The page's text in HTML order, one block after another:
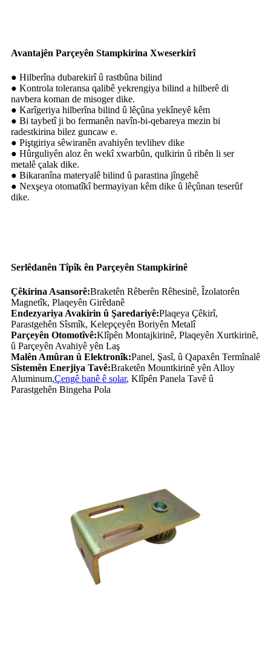
Avantajên Parçeyên Stampkirina Xweserkirî
● Hilberîna dubarekirî û rastbûna bilind
● Kontrola toleransa qalibê yekrengiya bilind a hilberê di
navbera koman de misoger dike.
● Karîgeriya hilberîna bilind û lêçûna yekîneyê kêm
● Bi taybetî ji bo fermanên navîn-bi-qebareya mezin bi
radestkirina bilez guncaw e.
● Piştgiriya sêwiranên avahiyên tevlihev dike
● Hûrguliyên aloz ên wekî xwarbûn, qulkirin û ribên li ser
metalê çalak dike.
● Bikaranîna materyalê bilind û parastina jîngehê
● Nexşeya otomatîkî bermayiyan kêm dike û lêçûnan teserûf
dike.
Serlêdanên Tîpîk ên Parçeyên Stampkirinê
Çêkirina Asansorê:Braketên Rêberên Rêhesinê, Îzolatorên
Magnetîk, Plaqeyên Girêdanê
Endezyariya Avakirin û Şaredariyê:Plaqeya Çêkirî,
Parastgehên Sîsmîk, Kelepçeyên Boriyên Metalî
Parçeyên Otomotîvê:Klîpên Montajkirinê, Plaqeyên Xurtkirinê,
û Parçeyên Avahiyê yên Laş
Malên Amûran û Elektronîk:Panel, Şasî, û Qapaxên Termînalê
Sîstemên Enerjiya Tavê:Braketên Mountkirinê yên Alloy
Aluminum,Çengê banê ê solar, Klîpên Panela Tavê û
Parastgehên Bingeha Pola